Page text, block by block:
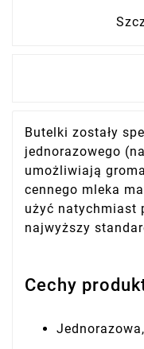
Butelki zostały
jednorazowego
umożliwiają
cennego mleka
użyć natychmiast
najwyższy
Cechy